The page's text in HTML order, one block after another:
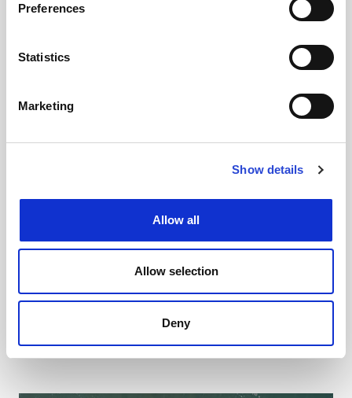
Preferences
Statistics
Marketing
Show details
Allow all
Allow selection
Deny
ΥΠΗΡΕΣΙΑ ΔΩΜΑΤΙΟΥ
Πρωινό στο κρεβάτι; Ρομαντικό δείπνο
με κεριά στο μπαλκόνι σας;
Μεταμεσονύκτιο σνακ;